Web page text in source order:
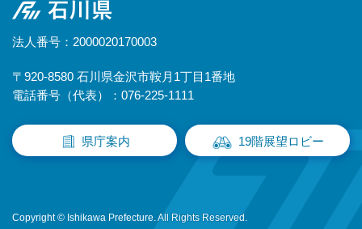
石川県
法人番号：2000020170003
〒920-8580 石川県金沢市鞍月1丁目1番地
電話番号（代表）：076-225-1111
県庁案内 19階展望ロビー
Copyright © Ishikawa Prefecture. All Rights Reserved.